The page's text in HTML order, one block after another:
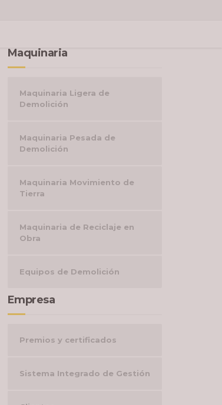
Maquinaria
Maquinaria Ligera de
Demolición
Maquinaria Pesada de
Demolición
Maquinaria Movimiento de
Tierra
Maquinaria de Reciclaje en
Obra
Equipos de Demolición
Empresa
Premios y certificados
Sistema Integrado de Gestión